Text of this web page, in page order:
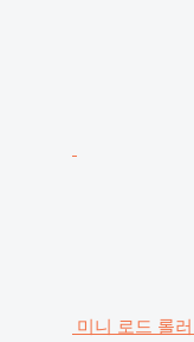
미니 로드 롤